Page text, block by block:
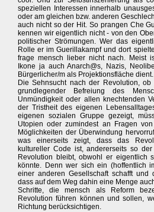
speziellen Interessen innerhalb
oder am gleichen bzw. anderen
auch nicht so der Hit. So prangen Che
kennen wir eigentlich nicht - von den
politischer Strömungen. Wer das
Rolle er im Guerillakampf und dort
frage mensch lieber nicht nach. Meist
Ikone ja auch Anarch@s, Nazis,
Bürgerlicher/m als Projektionsfläche dient.
Die Sehnsucht nach der Revolution,
grundlegender Befreiung des
Unmündigkeit oder allen knechtenden
der Tristheit des eigenen
eigenen sozialen Gruppe gezeigt,
Utopien oder zumindest an Fragen
Möglichkeiten der Überwindung
was einerseits zeigt, dass das
kultureller Code ist, andererseits so
Revolution bleibt, obwohl er eigentlich
könnte. Denn wer sich ein (hoffentlich
einer anderen Gesellschaft schafft und
dass auf dem Weg dahin eine Menge
Schritte, die mensch als Reform
Revolution führen können und sollen,
Richtung berücksichtigen.